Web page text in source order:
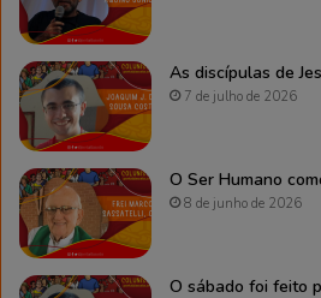
As discípulas de
7 de julho de 2026
O Ser Humano
8 de junho de 2026
O sábado foi feito